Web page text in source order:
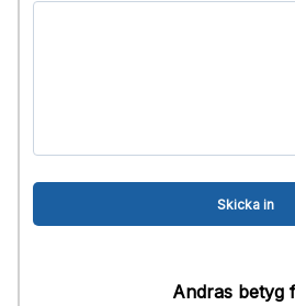
Andras betyg